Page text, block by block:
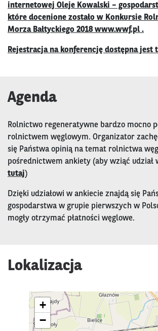
internetowej Oleje Kowalski –
które docenione zostało w Konkursie
Morza Bałtyckiego 2018www.wwf.pl .
Rejestracja na konferencję dostępna jest
Agenda
Rolnictwo regeneratywne bardzo mocno
rolnictwem węglowym. Organizator
się Państwa opinią na temat rolnictwa
pośrednictwem ankiety (aby wziąć udział
tutaj)
Dzięki udziałowi w ankiecie znajdą się
gospodarstwa w grupie pierwszych w
mogły otrzymać płatności węglowe.
Lokalizacja
+
−